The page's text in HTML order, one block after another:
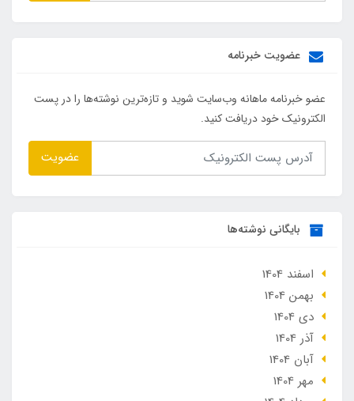
عضویت خبرنامه
عضو خبرنامه ماهانه وب‌سایت شوید و تازه‌ترین نوشته‌ها را در پست
الکترونیک خود دریافت کنید.
عضویت
بایگانی نوشته‌ها
اسفند 1404
بهمن 1404
دی 1404
آذر 1404
آبان 1404
مهر 1404